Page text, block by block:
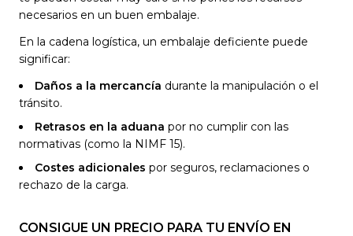
necesarios en un buen embalaje.
En la cadena logística, un embalaje deficiente puede
significar:
Daños a la mercancía durante la manipulación o el
tránsito.
Retrasos en la aduana por no cumplir con las
normativas (como la NIMF 15).
Costes adicionales por seguros, reclamaciones o
rechazo de la carga.
CONSIGUE UN PRECIO PARA TU ENVÍO EN